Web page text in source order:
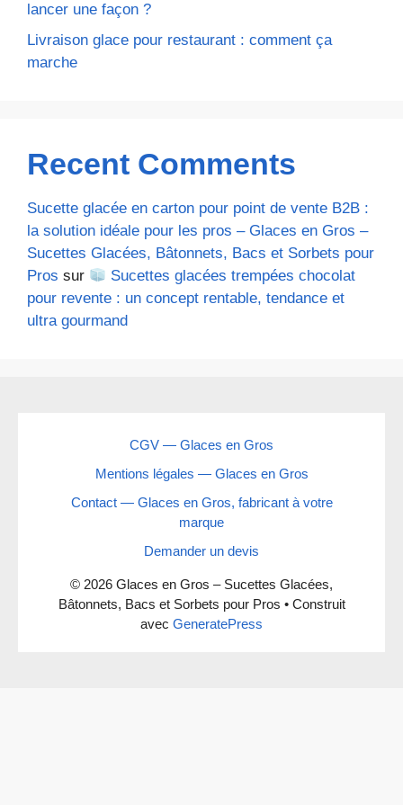
lancer une façon ?
Livraison glace pour restaurant : comment ça
marche
Recent Comments
Sucette glacée en carton pour point de vente B2B :
la solution idéale pour les pros – Glaces en Gros –
Sucettes Glacées, Bâtonnets, Bacs et Sorbets pour
Pros sur
Sucettes glacées trempées chocolat
pour revente : un concept rentable, tendance et
ultra gourmand
CGV — Glaces en Gros
Mentions légales — Glaces en Gros
Contact — Glaces en Gros, fabricant à votre
marque
Demander un devis
© 2026 Glaces en Gros – Sucettes Glacées,
Bâtonnets, Bacs et Sorbets pour Pros • Construit
avec GeneratePress